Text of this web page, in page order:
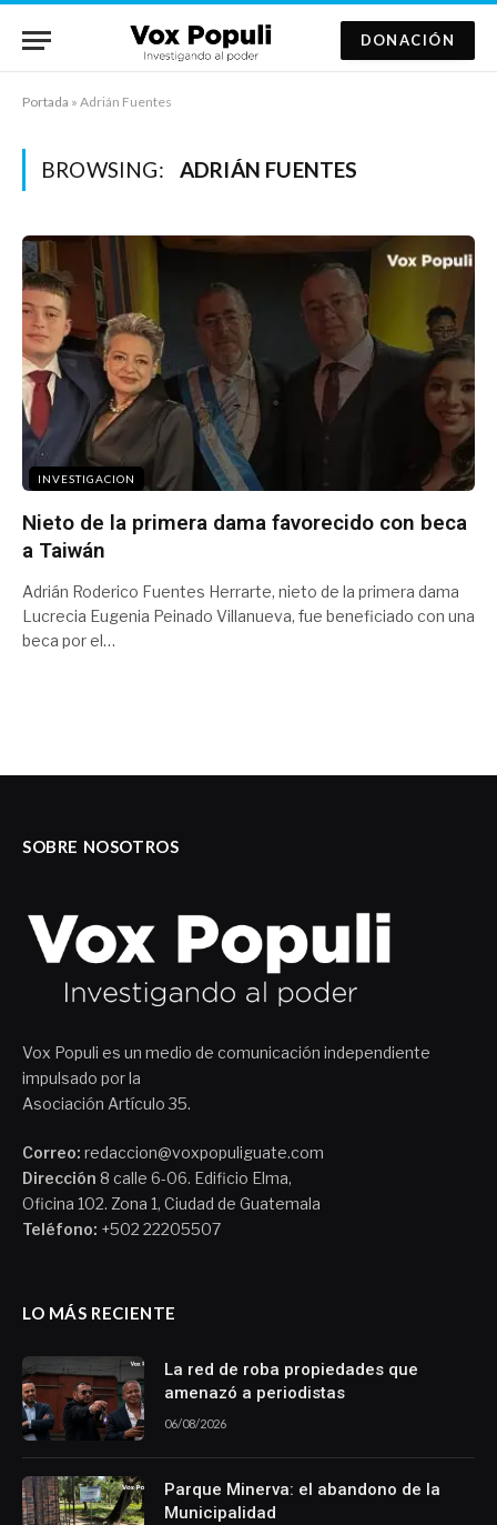
DONACIÓN
Portada » Adrián Fuentes
BROWSING: ADRIÁN FUENTES
INVESTIGACION
Nieto de la primera dama favorecido con beca
a Taiwán
Adrián Roderico Fuentes Herrarte, nieto de la primera dama
Lucrecia Eugenia Peinado Villanueva, fue beneficiado con una
beca por el…
SOBRE NOSOTROS
Vox Populi es un medio de comunicación independiente
impulsado por la
Asociación Artículo 35.
Correo: redaccion@voxpopuliguate.com
Dirección 8 calle 6-06. Edificio Elma,
Oficina 102. Zona 1, Ciudad de Guatemala
Teléfono: +502 22205507
LO MÁS RECIENTE
La red de roba propiedades que
amenazó a periodistas
06/08/2026
Parque Minerva: el abandono de la
Municipalidad